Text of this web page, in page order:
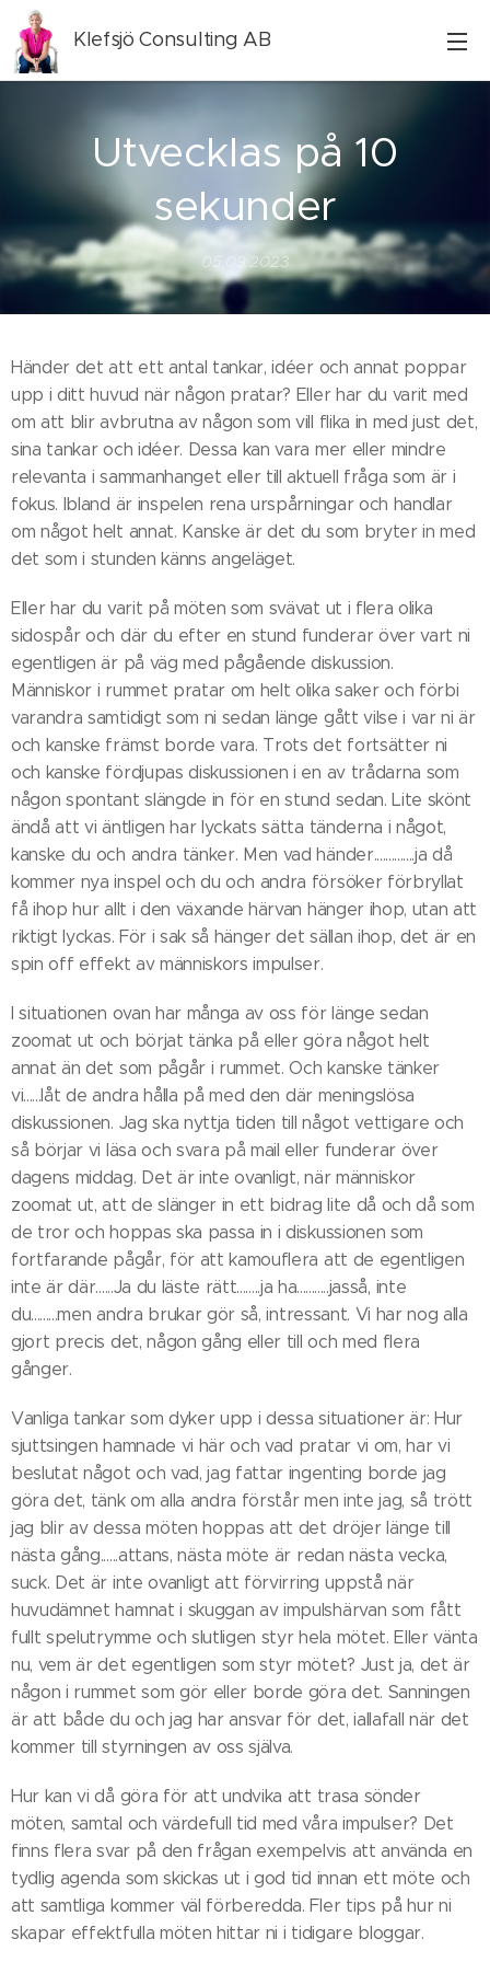
Klefsjö Consulting AB
Utvecklas på 10
sekunder
05.09.2023
Händer det att ett antal tankar, idéer och annat poppar
upp i ditt huvud när någon pratar? Eller har du varit med
om att blir avbrutna av någon som vill flika in med just det,
sina tankar och idéer. Dessa kan vara mer eller mindre
relevanta i sammanhanget eller till aktuell fråga som är i
fokus. Ibland är inspelen rena urspårningar och handlar
om något helt annat. Kanske är det du som bryter in med
det som i stunden känns angeläget.
Eller har du varit på möten som svävat ut i flera olika
sidospår och där du efter en stund funderar över vart ni
egentligen är på väg med pågående diskussion.
Människor i rummet pratar om helt olika saker och förbi
varandra samtidigt som ni sedan länge gått vilse i var ni är
och kanske främst borde vara. Trots det fortsätter ni
och kanske fördjupas diskussionen i en av trådarna som
någon spontant slängde in för en stund sedan. Lite skönt
ändå att vi äntligen har lyckats sätta tänderna i något,
kanske du och andra tänker. Men vad händer..............ja då
kommer nya inspel och du och andra försöker förbryllat
få ihop hur allt i den växande härvan hänger ihop, utan att
riktigt lyckas. För i sak så hänger det sällan ihop, det är en
spin off effekt av människors impulser.
I situationen ovan har många av oss för länge sedan
zoomat ut och börjat tänka på eller göra något helt
annat än det som pågår i rummet. Och kanske tänker
vi......låt de andra hålla på med den där meningslösa
diskussionen. Jag ska nyttja tiden till något vettigare och
så börjar vi läsa och svara på mail eller funderar över
dagens middag. Det är inte ovanligt, när människor
zoomat ut, att de slänger in ett bidrag lite då och då som
de tror och hoppas ska passa in i diskussionen som
fortfarande pågår, för att kamouflera att de egentligen
inte är där......Ja du läste rätt........ja ha...........jasså, inte
du.........men andra brukar gör så, intressant. Vi har nog alla
gjort precis det, någon gång eller till och med flera
gånger.
Vanliga tankar som dyker upp i dessa situationer är: Hur
sjuttsingen hamnade vi här och vad pratar vi om, har vi
beslutat något och vad, jag fattar ingenting borde jag
göra det, tänk om alla andra förstår men inte jag, så trött
jag blir av dessa möten hoppas att det dröjer länge till
nästa gång......attans, nästa möte är redan nästa vecka,
suck. Det är inte ovanligt att förvirring uppstå när
huvudämnet hamnat i skuggan av impulshärvan som fått
fullt spelutrymme och slutligen styr hela mötet. Eller vänta
nu, vem är det egentligen som styr mötet? Just ja, det är
någon i rummet som gör eller borde göra det. Sanningen
är att både du och jag har ansvar för det, iallafall när det
kommer till styrningen av oss själva.
Hur kan vi då göra för att undvika att trasa sönder
möten, samtal och värdefull tid med våra impulser? Det
finns flera svar på den frågan exempelvis att använda en
tydlig agenda som skickas ut i god tid innan ett möte och
att samtliga kommer väl förberedda. Fler tips på hur ni
skapar effektfulla möten hittar ni i tidigare bloggar.